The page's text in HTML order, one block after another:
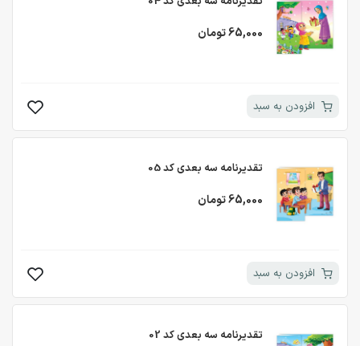
65,000 تومان
افزودن به سبد
تقدیرنامه سه بعدی کد 05
65,000 تومان
افزودن به سبد
تقدیرنامه سه بعدی کد 02